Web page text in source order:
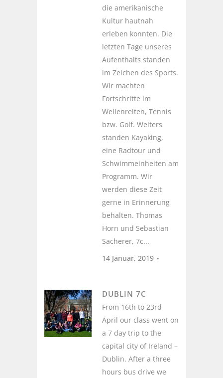
die amerikanische
Kultur hautnah
erleben konnten. Die
letzten Tage unseres
Aufenthalts standen
im Zeichen des Sports.
Wir machten
Fortschritte im
Wellenreiten, Tennis
bzw. Golf. Weiters
standen Kayaking,
eine Radtour und
Schwimmeinheiten am
Programm. Wir
werden diese Zeit
gerne in Erinnerung
behalten. Thomas
Horn und Sebastian
Sacherer, 7c...
14 Januar, 2019
DUBLIN 7C
From 16th to 23rd
April our class went on
a 7 day trip to the
capital city of Ireland –
Dublin. After a three
hours bus drive we